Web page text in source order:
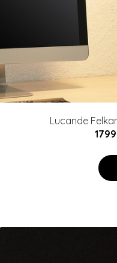
Lucande